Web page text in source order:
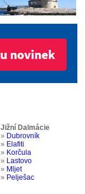
Jižní Dalmácie
» Dubrovník
» Elafiti
» Korčula
» Lastovo
» Mljet
» Pelješac